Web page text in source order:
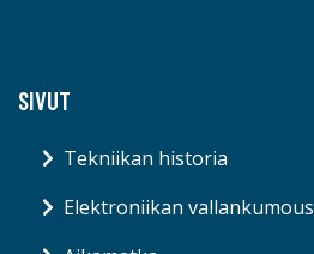
SIVUT
Tekniikan historia
Elektroniikan vallankumous